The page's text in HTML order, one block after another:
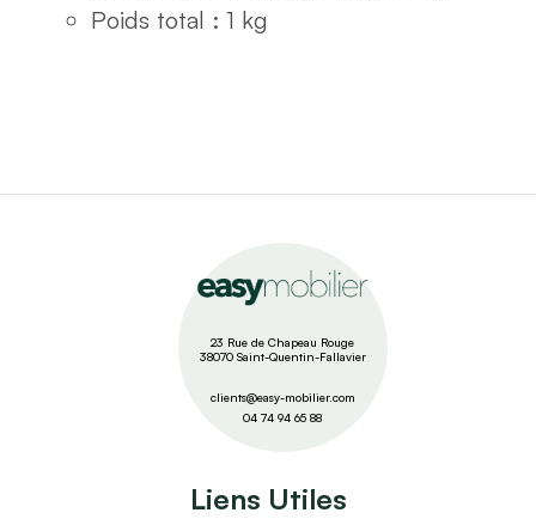
Poids total : 1 kg
23 Rue de Chapeau Rouge
38070 Saint-Quentin-Fallavier
clients@easy-mobilier.com
04 74 94 65 88
Liens Utiles